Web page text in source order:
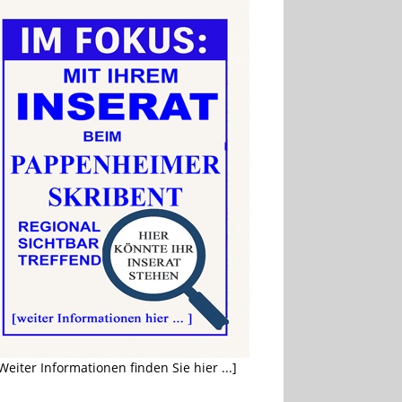
Informationen finden Sie hier ...]